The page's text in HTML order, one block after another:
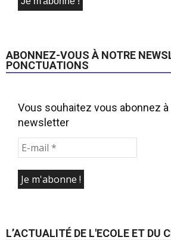
ABONNEZ-VOUS À NOTRE
PONCTUATIONS
Vous souhaitez vous abonnez à
newsletter
L’ACTUALITÉ DE L'ECOLE ET DU